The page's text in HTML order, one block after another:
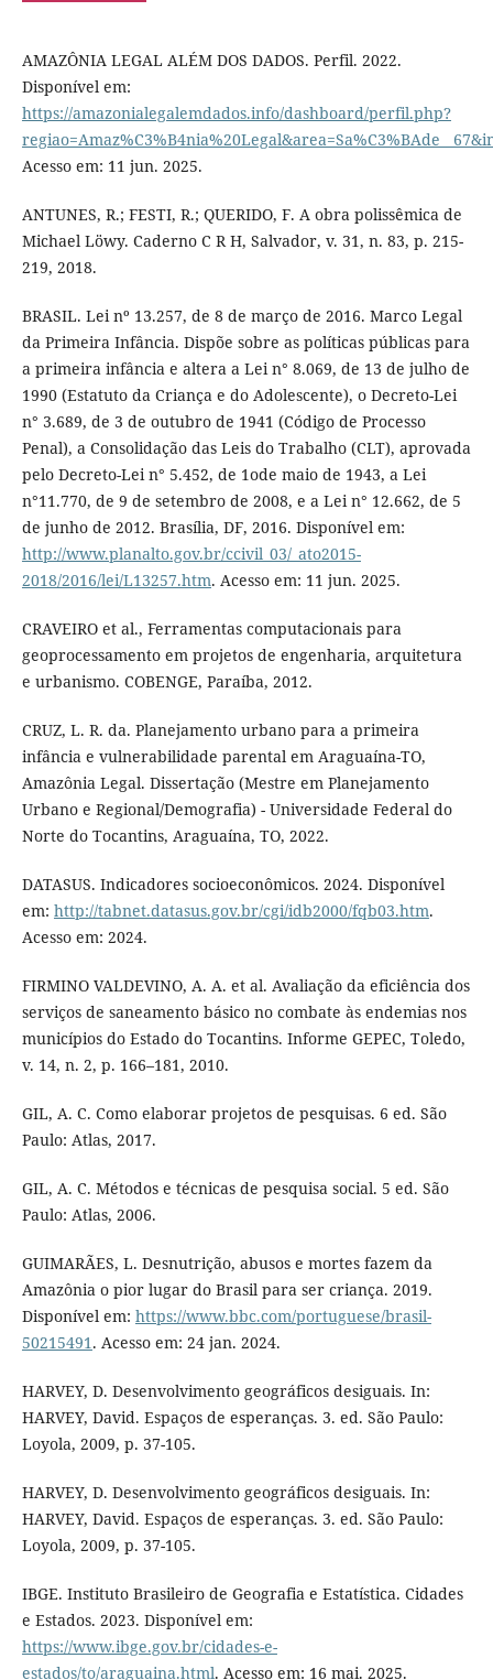
AMAZÔNIA LEGAL ALÉM DOS DADOS. Perfil. 2022.
Disponível em:
https://amazonialegalemdados.info/dashboard/perfil.php?
Acesso em: 11 jun. 2025.
ANTUNES, R.; FESTI, R.; QUERIDO, F. A obra polissêmica de
Michael Löwy. Caderno C R H, Salvador, v. 31, n. 83, p. 215-
219, 2018.
BRASIL. Lei nº 13.257, de 8 de março de 2016. Marco Legal
da Primeira Infância. Dispõe sobre as políticas públicas para
a primeira infância e altera a Lei n° 8.069, de 13 de julho de
1990 (Estatuto da Criança e do Adolescente), o Decreto-Lei
n° 3.689, de 3 de outubro de 1941 (Código de Processo
Penal), a Consolidação das Leis do Trabalho (CLT), aprovada
pelo Decreto-Lei n° 5.452, de 1ode maio de 1943, a Lei
n°11.770, de 9 de setembro de 2008, e a Lei n° 12.662, de 5
de junho de 2012. Brasília, DF, 2016. Disponível em:
http://www.planalto.gov.br/ccivil_03/_ato2015-
2018/2016/lei/L13257.htm. Acesso em: 11 jun. 2025.
CRAVEIRO et al., Ferramentas computacionais para
geoprocessamento em projetos de engenharia, arquitetura
e urbanismo. COBENGE, Paraíba, 2012.
CRUZ, L. R. da. Planejamento urbano para a primeira
infância e vulnerabilidade parental em Araguaína-TO,
Amazônia Legal. Dissertação (Mestre em Planejamento
Urbano e Regional/Demografia) - Universidade Federal do
Norte do Tocantins, Araguaína, TO, 2022.
DATASUS. Indicadores socioeconômicos. 2024. Disponível
em: http://tabnet.datasus.gov.br/cgi/idb2000/fqb03.htm.
Acesso em: 2024.
FIRMINO VALDEVINO, A. A. et al. Avaliação da eficiência dos
serviços de saneamento básico no combate às endemias nos
municípios do Estado do Tocantins. Informe GEPEC, Toledo,
v. 14, n. 2, p. 166–181, 2010.
GIL, A. C. Como elaborar projetos de pesquisas. 6 ed. São
Paulo: Atlas, 2017.
GIL, A. C. Métodos e técnicas de pesquisa social. 5 ed. São
Paulo: Atlas, 2006.
GUIMARÃES, L. Desnutrição, abusos e mortes fazem da
Amazônia o pior lugar do Brasil para ser criança. 2019.
Disponível em: https://www.bbc.com/portuguese/brasil-
50215491 . Acesso em: 24 jan. 2024.
HARVEY, D. Desenvolvimento geográficos desiguais. In:
HARVEY, David. Espaços de esperanças. 3. ed. São Paulo:
Loyola, 2009, p. 37-105.
HARVEY, D. Desenvolvimento geográficos desiguais. In:
HARVEY, David. Espaços de esperanças. 3. ed. São Paulo:
Loyola, 2009, p. 37-105.
IBGE. Instituto Brasileiro de Geografia e Estatística. Cidades
e Estados. 2023. Disponível em:
https://www.ibge.gov.br/cidades-e-
estados/to/araguaina.html. Acesso em: 16 mai. 2025.